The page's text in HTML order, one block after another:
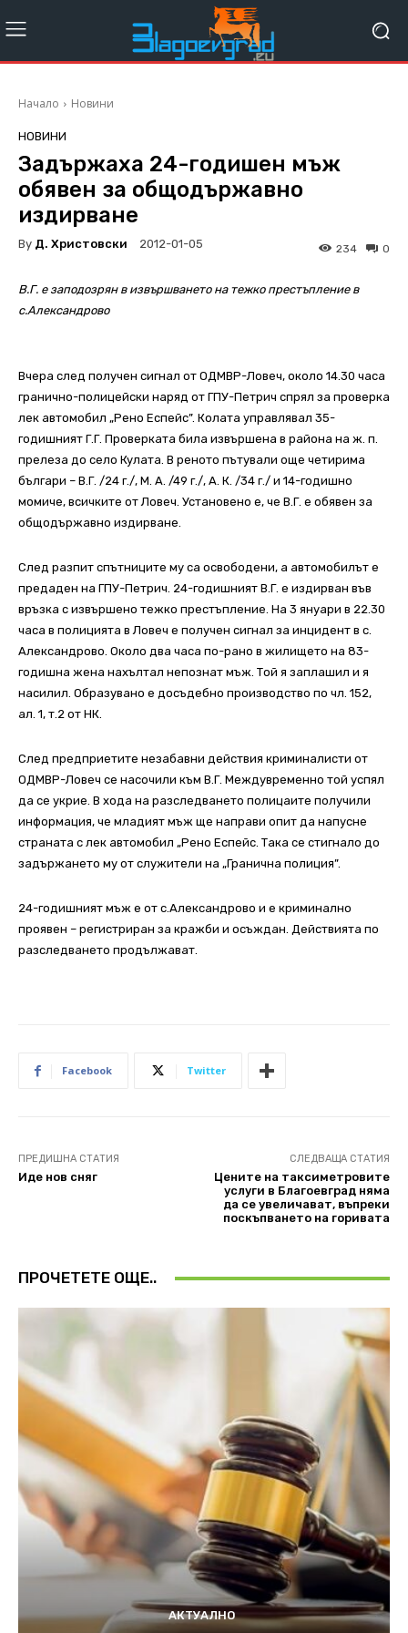
Начало Новини
НОВИНИ
Задържаха 24-годишен мъж
обявен за общодържавно
издирване
By Д. Христовски 2012-01-05 0
234
В.Г. е заподозрян в извършването на тежко престъпление в
с.Александрово
Вчера след получен сигнал от ОДМВР-Ловеч, около 14.30 часа
гранично-полицейски наряд от ГПУ-Петрич спрял за проверка
лек автомобил „Рено Еспейс”. Колата управлявал 35-
годишният Г.Г. Проверката била извършена в района на ж. п.
прелеза до село Кулата. В реното пътували още четирима
българи – В.Г. /24 г./, М. А. /49 г./, А. К. /34 г./ и 14-годишно
момиче, всичките от Ловеч. Установено е, че В.Г. е обявен за
общодържавно издирване.
След разпит спътниците му са освободени, а автомобилът е
предаден на ГПУ-Петрич. 24-годишният В.Г. е издирван във
връзка с извършено тежко престъпление. На 3 януари в 22.30
часа в полицията в Ловеч е получен сигнал за инцидент в с.
Александрово. Около два часа по-рано в жилището на 83-
годишна жена нахълтал непознат мъж. Той я заплашил и я
насилил. Образувано е досъдебно производство по чл. 152,
ал. 1, т.2 от НК.
След предприетите незабавни действия криминалисти от
ОДМВР-Ловеч се насочили към В.Г. Междувременно той успял
да се укрие. В хода на разследването полицаите получили
информация, че младият мъж ще направи опит да напусне
страната с лек автомобил „Рено Еспейс. Така се стигнало до
задържането му от служители на „Гранична полиция”.
24-годишният мъж е от с.Александрово и е криминално
проявен – регистриран за кражби и осъждан. Действията по
разследването продължават.
Facebook Twitter
ПРЕДИШНА СТАТИЯ
Иде нов сняг
СЛЕДВАЩА СТАТИЯ
Цените на таксиметровите
услуги в Благоевград няма
да се увеличават, въпреки
поскъпването на горивата
ПРОЧЕТЕТЕ ОЩЕ..
АКТУАЛНО